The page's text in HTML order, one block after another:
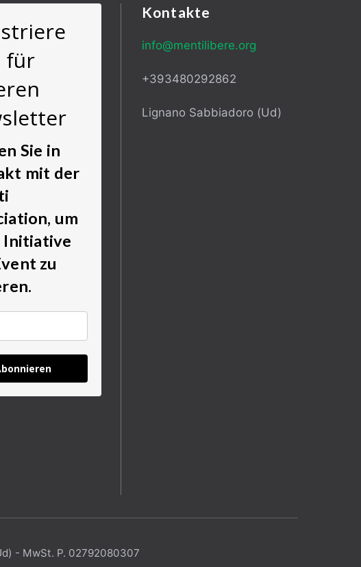
für
Sie in
mit der
um
Initiative
zu
Kontakte
info@mentilibere.org
+393480292862
Lignano Sabbiadoro (Ud)
- MwSt. P. 02792080307